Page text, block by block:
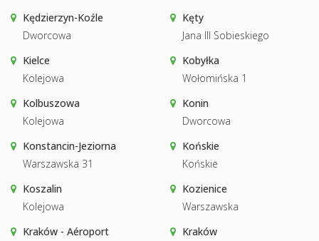
Kędzierzyn-Koźle
Dworcowa
Kęty
Jana III Sobieskiego
Kielce
Kolejowa
Kobyłka
Wołomińska 1
Kolbuszowa
Kolejowa
Konin
Dworcowa
Konstancin-Jeziorna
Warszawska 31
Końskie
Końskie
Koszalin
Kolejowa
Kozienice
Warszawska
Kraków - Aéroport
Kraków